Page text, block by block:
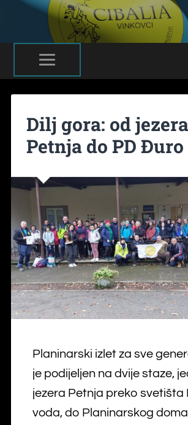
Dilj gora: od jezera
Petnja do PD
Planinarski izlet za sve
je podijeljen na dvije staze,
jezera Petnja preko svetišta
voda, do Planinarskog